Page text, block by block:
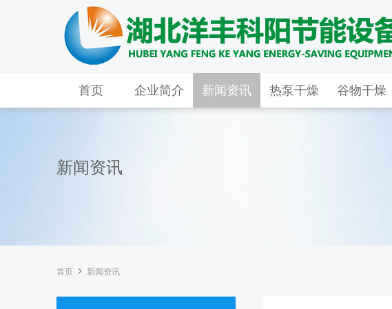
首页 企业简介 新闻资讯 热泵干燥 谷物干燥
新闻资讯
首页  新闻资讯